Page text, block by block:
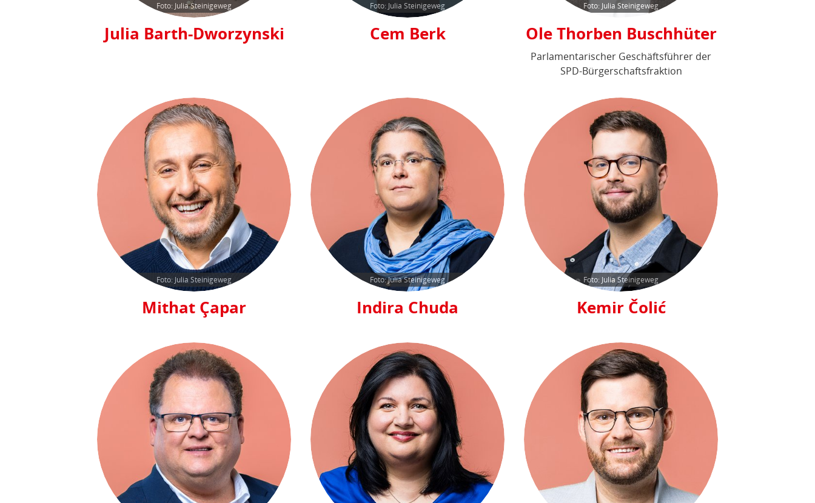
Foto: Julia Steinigeweg
Julia Barth-Dworzynski
Foto: Julia Steinigeweg
Cem Berk
Foto: Julia Steinigeweg
Ole Thorben Buschhüter
Parlamentarischer Geschäftsführer der
SPD-Bürgerschaftsfraktion
Foto: Julia Steinigeweg
Mithat Çapar
Foto: Julia Steinigeweg
Indira Chuda
Foto: Julia Steinigeweg
Kemir Čolić